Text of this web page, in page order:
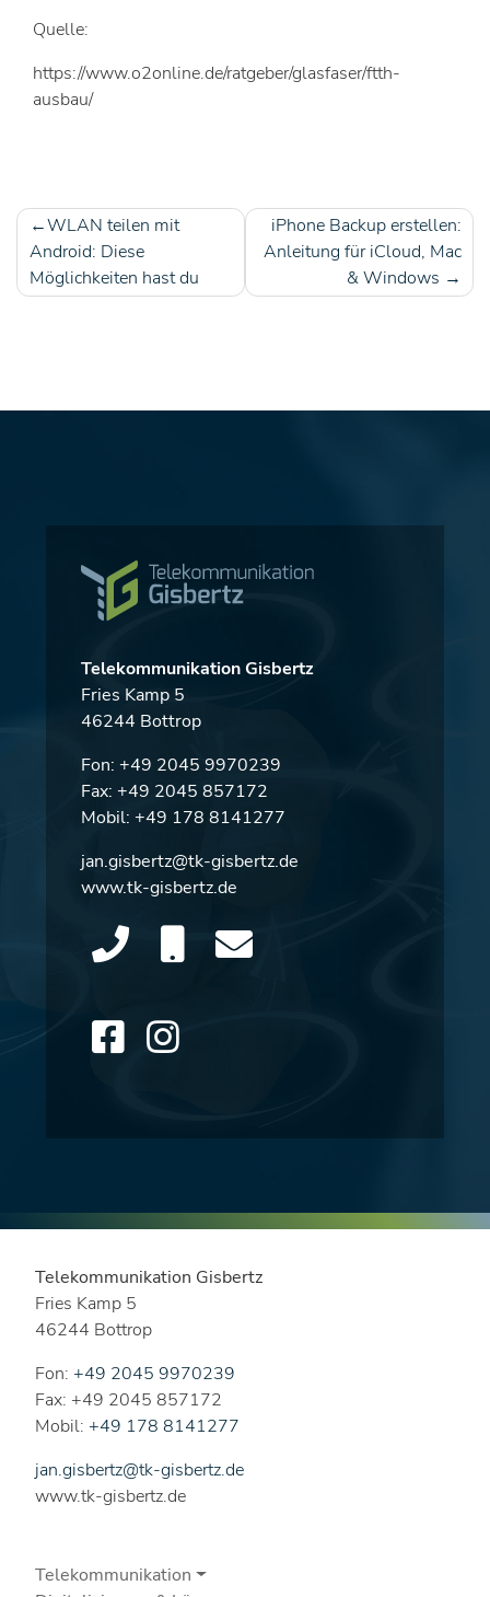
Quelle:
https://www.o2online.de/ratgeber/glasfaser/ftth-
ausbau/
Beitragsnavigation
WLAN teilen mit
Android: Diese
Möglichkeiten hast du
iPhone Backup erstellen:
Anleitung für iCloud, Mac
& Windows
Telekommunikation Gisbertz
Fries Kamp 5
46244 Bottrop
Fon: +49 2045 9970239
Fax: +49 2045 857172
Mobil: +49 178 8141277
jan.gisbertz@tk-gisbertz.de
www.tk-gisbertz.de
Telekommunikation Gisbertz
Fries Kamp 5
46244 Bottrop
Fon: +49 2045 9970239
Fax: +49 2045 857172
Mobil: +49 178 8141277
jan.gisbertz@tk-gisbertz.de
www.tk-gisbertz.de
Telekommunikation